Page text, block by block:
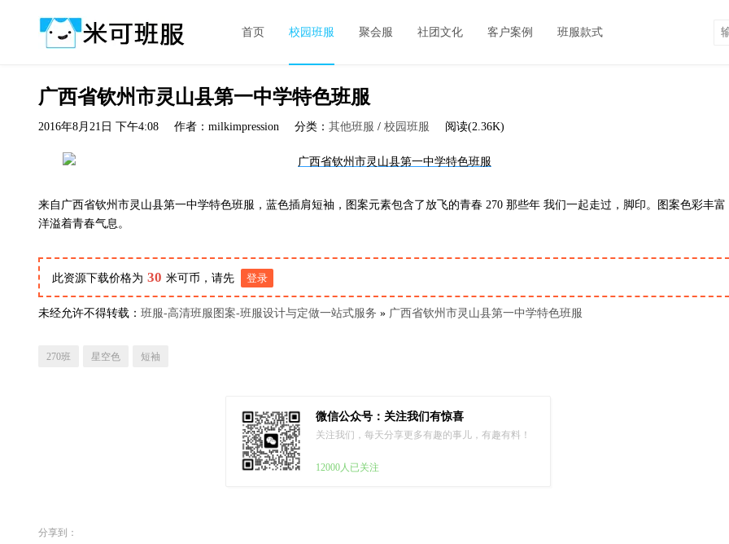
首页 校园班服 聚会服 社团文化 客户案例 班服款式
广西省钦州市灵山县第一中学特色班服
2016年8月21日 下午4:08 作者：milkimpression 分类： 其他班服 / 校园班服 阅读(2.36K)
来自广西省钦州市灵山县第一中学特色班服，蓝色插肩短袖，图案元素包含了放飞的青春 270 那些年 我们一起走过，脚印。图案色彩丰富
洋溢着青春气息。
此资源下载价格为 30 米可币，请先 登录
未经允许不得转载： 班服-高清班服图案-班服设计与定做一站式服务 » 广西省钦州市灵山县第一中学特色班服
270班 星空色 短袖
微信公众号：关注我们有惊喜
关注我们，每天分享更多有趣的事儿，有趣有料！
12000人已关注
分享到：